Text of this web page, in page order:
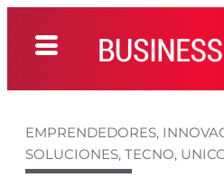
EMPRENDEDORES,
SOLUCIONES, TECNO,